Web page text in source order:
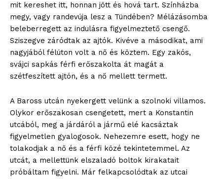
mit kereshet itt, honnan jött és hová tart. Színházba
megy, vagy randevúja lesz a Tündében? Mélázásomba
beleberregett az indulásra figyelmeztető csengő.
Sziszegve záródtak az ajtók. Kivéve a másodikat, ami
nagyjából félúton volt a nő és köztem. Egy zakós,
svájci sapkás férfi erőszakolta át magát a
szétfeszített ajtón, és a nő mellett termett.
A Baross utcán nyekergett velünk a szolnoki villamos.
Olykor erőszakosan csengetett, mert a Konstantin
utcából, meg a járdáról a jármű elé kacsáztak
figyelmetlen gyalogosok. Nehezemre esett, hogy ne
tolakodjak a nő és a férfi közé tekintetemmel. Az
utcát, a mellettünk elszaladó boltok kirakatait
próbáltam figyelni. Már felkapcsolódtak az utcai